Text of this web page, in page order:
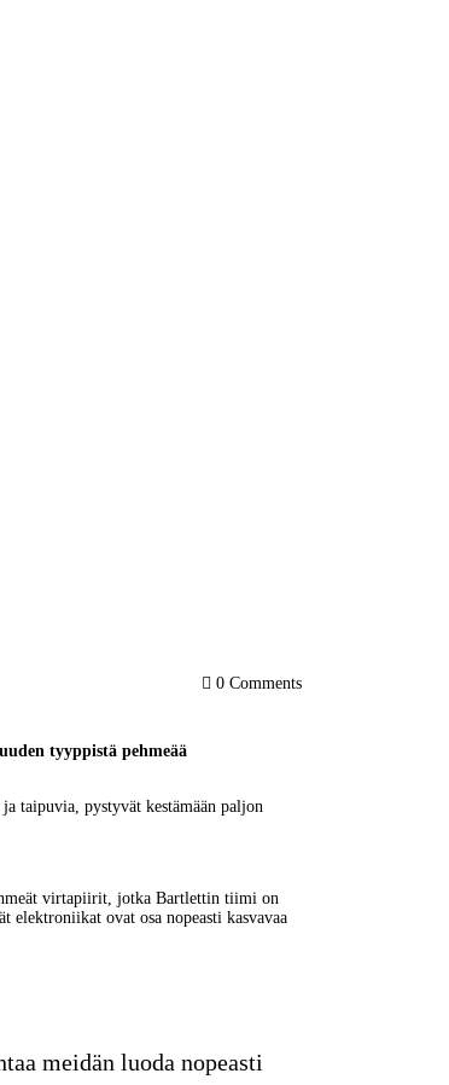
0 Comments
tyyppistä pehmeää
taipuvia, pystyvät kestämään paljon
virtapiirit, jotka Bartlettin tiimi on
ovat osa nopeasti kasvavaa
meidän luoda nopeasti